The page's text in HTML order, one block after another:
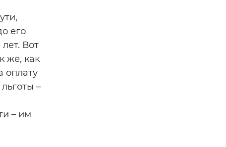
его
Вот
же, как
оплату
–
– им